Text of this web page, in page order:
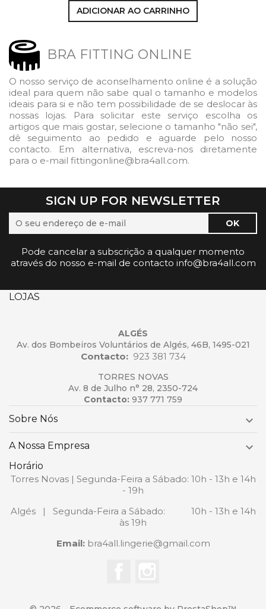
ADICIONAR AO CARRINHO
BRA FITTING ONLINE
O nosso serviço de aconselhamento online é a solução
ideal para quem não sabe qual o tamanho e modelos
ideais para si e não tem possibilidade de se deslocar às
nossas lojas. Para solicitar este serviço escolha os
artigos que mais gostar, selecione o tamanho "não sei",
dê seguimento ao pedido e aguarde pelo nosso
contacto. Em alternativa, escreva-nos diretamente
para o e-mail fittingonline@bra4all.com.
SIGN UP FOR NEWSLETTER
Pode cancelar a subscrição a qualquer momento
através do nosso e-mail de contacto info@bra4all.com
LOJAS
ALGÉS
Av. dos Bombeiros Voluntários de Algés, 46B, 1495-021
Contacto: 923 381 734
TORRES NOVAS
Av. 8 de Julho n° 28, 2350-724
Contacto: 937 771 759
Sobre Nós 
A Nossa Empresa 
Horário
Torres Novas | Segunda-Feira a Sábado: 10h - 13h e 14h
- 19h
Algés | Segunda-Feira a Sábado: 10h - 13h e 14h
às 19h
Email:bra4all.lingerie@gmail.com